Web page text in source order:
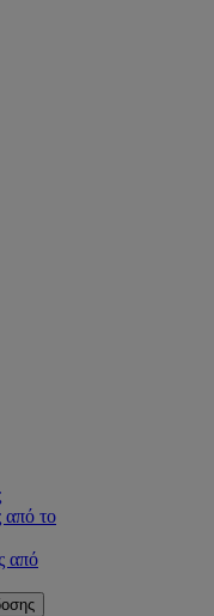
από το
από